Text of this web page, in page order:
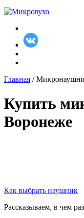
Главная /
Купить
Воронеже
Как выбрать наушник
Рассказываем, в чем